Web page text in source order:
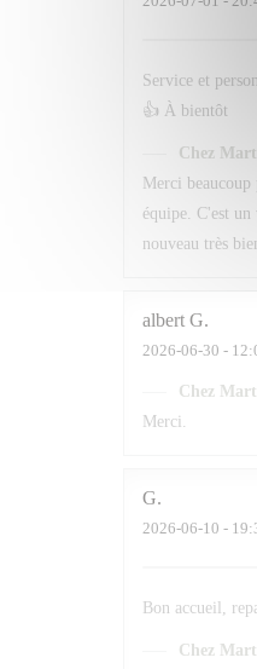
Service et
👍 À bientôt
Chez
Merci
équipe. C'est
nouveau très
albert G
2026-06-30 -
Chez
Merci.
G
2026-06-10 -
Bon accueil,
Chez